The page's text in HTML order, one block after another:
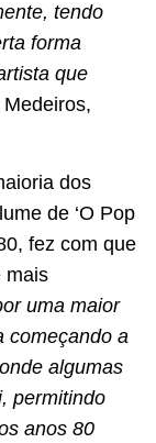
tendo
forma
que
dos
de ‘O Pop
fez com que
mais
uma maior
começando a
algumas
permitindo
anos 80